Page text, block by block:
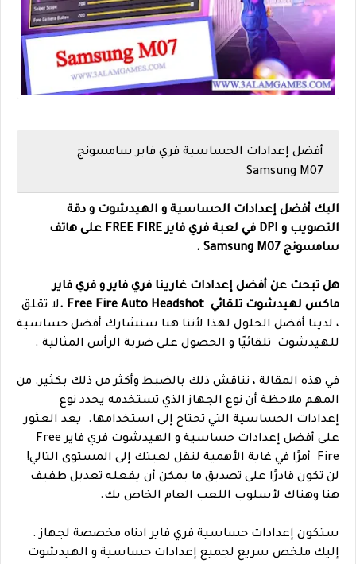
أفضل إعدادات الحساسية فري فاير سامسونج
Samsung M07
اليك أفضل إعدادات الحساسية و الهيدشوت و دقة
التصويب و DPI في لعبة فري فاير FREE FIRE على هاتف
سامسونج Samsung M07 .
هل تبحث عن أفضل إعدادات غارينا فري فاير و فري فاير
ماكس لهيدشوت تلقائي Free Fire Auto Headshot .
لا تقلق
، لدينا أفضل الحلول لهذا لأننا هنا سنشارك أفضل حساسية
للهيدشوت تلقائيًا و الحصول على ضربة الرأس المثالية .
في هذه المقالة ، نناقش ذلك بالضبط وأكثر من ذلك بكثير. من
المهم ملاحظة أن نوع الجهاز الذي تستخدمه يحدد نوع
إعدادات الحساسية التي تحتاج إلى استخدامها.
يعد العثور
على أفضل إعدادات حساسية و الهيدشوت فري فاير Free
Fire أمرًا في غاية الأهمية لنقل لعبتك إلى المستوى التالي!
لن تكون قادرًا على تصديق ما يمكن أن يفعله تعديل طفيف
هنا وهناك لأسلوب اللعب العام الخاص بك.
ستكون إعدادات حساسية فري فاير ادناه مخصصة لجهاز .
إليك ملخص سريع لجميع إعدادات حساسية و الهيدشوت